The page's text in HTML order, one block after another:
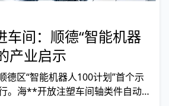
车间：顺德“智能机器
产业启示
德区“智能机器人100计划”首个示
。海**开放注塑车间轴类件自动